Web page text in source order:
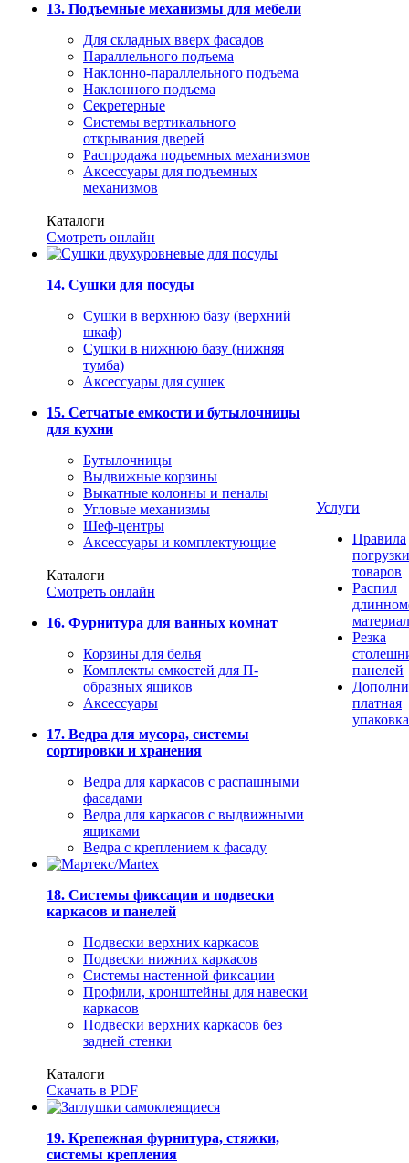
13. Подъемные механизмы для мебели
Для складных вверх фасадов
Параллельного подъема
Наклонно-параллельного подъема
Наклонного подъема
Секретерные
Системы вертикального
открывания дверей
Распродажа подъемных механизмов
Аксессуары для подъемных
механизмов
Каталоги
Смотреть онлайн
14. Сушки для посуды
Сушки в верхнюю базу (верхний
шкаф)
Сушки в нижнюю базу (нижняя
тумба)
Аксессуары для сушек
15. Сетчатые емкости и бутылочницы
для кухни
Бутылочницы
Выдвижные корзины
Выкатные колонны и пеналы
Угловые механизмы
Шеф-центры
Аксессуары и комплектующие
Каталоги
Смотреть онлайн
16. Фурнитура для ванных комнат
Корзины для белья
Комплекты емкостей для П-
образных ящиков
Аксессуары
17. Ведра для мусора, системы
сортировки и хранения
Ведра для каркасов с распашными
фасадами
Ведра для каркасов с выдвижными
ящиками
Ведра с креплением к фасаду
18. Системы фиксации и подвески
каркасов и панелей
Подвески верхних каркасов
Подвески нижних каркасов
Системы настенной фиксации
Профили, кронштейны для навески
каркасов
Подвески верхних каркасов без
задней стенки
Каталоги
Скачать в PDF
19. Крепежная фурнитура, стяжки,
системы крепления
Услуги
Правила
погрузки
товаров
Распил
Резка
панелей
платная
упаковка